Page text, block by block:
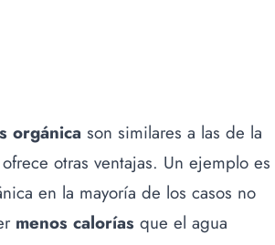
orgánica son similares a las de la
otras ventajas. Un ejemplo es
en la mayoría de los casos no
menos calorías que el agua